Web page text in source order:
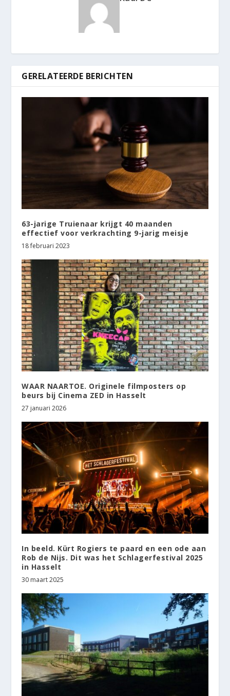
GERELATEERDE BERICHTEN
63-jarige Truienaar krijgt 40 maanden
effectief voor verkrachting 9-jarig meisje
18 februari 2023
WAAR NAARTOE. Originele filmposters op
beurs bij Cinema ZED in Hasselt
27 januari 2026
In beeld. Kürt Rogiers te paard en een ode aan
Rob de Nijs. Dit was het Schlagerfestival 2025
in Hasselt
30 maart 2025